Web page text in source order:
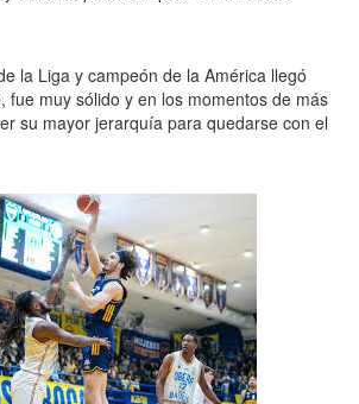
la Liga y campeón de la América llegó
fue muy sólido y en los momentos de más
su mayor jerarquía para quedarse con el